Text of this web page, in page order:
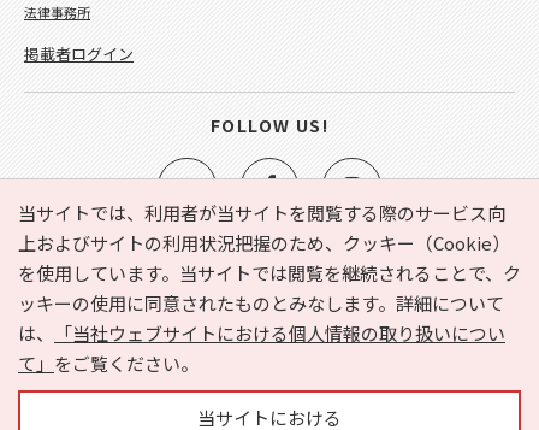
当サイトでは、利用者が当サイトを閲覧する際のサービス向
上およびサイトの利用状況把握のため、クッキー（Cookie）
を使用しています。当サイトでは閲覧を継続されることで、ク
ッキーの使用に同意されたものとみなします。詳細について
は、
「当社ウェブサイトにおける個人情報の取り扱いについ
て」 をご覧ください。
当サイトにおける
e-NAVITA（イーナビタ）とは？ お気に入り
ヘルプ
利用規約
個人情報の取り扱いについて
運営会社
サイトマップ
広告掲載に関するお問い合わせ
法律事務所
掲載者ログイン
FOLLOW US!